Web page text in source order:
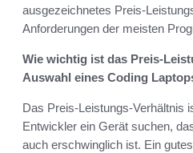
ausgezeichnetes Preis-
Anforderungen der meisten
Wie wichtig ist das Preis-
Auswahl eines Coding
Das Preis-Leistungs-Verhältnis
Entwickler ein Gerät suchen,
auch erschwinglich ist. Ein